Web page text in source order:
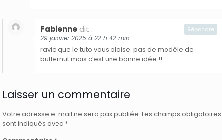
Fabienne dit :
29 janvier 2025 à 22 h 42 min
ravie que le tuto vous plaise. pas de modèle de
butternut mais c’est une bonne idée !!
Répondre
Laisser un commentaire
Votre adresse e-mail ne sera pas publiée. Les champs obligatoires
sont indiqués avec *